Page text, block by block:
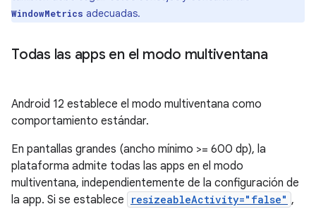
WindowMetrics adecuadas.
Todas las apps en el modo multiventana
Android 12 establece el modo multiventana como
comportamiento estándar.
En pantallas grandes (ancho mínimo >= 600 dp), la
plataforma admite todas las apps en el modo
multiventana, independientemente de la configuración de
la app. Si se establece
resizeableActivity="false" ,